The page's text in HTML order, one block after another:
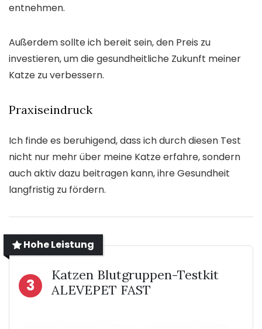
entnehmen.
Außerdem sollte ich bereit sein, den Preis zu
investieren, um die gesundheitliche Zukunft meiner
Katze zu verbessern.
Praxiseindruck
Ich finde es beruhigend, dass ich durch diesen Test
nicht nur mehr über meine Katze erfahre, sondern
auch aktiv dazu beitragen kann, ihre Gesundheit
langfristig zu fördern.
Hohe Leistung
3
Katzen Blutgruppen-Testkit
ALEVEPET FAST